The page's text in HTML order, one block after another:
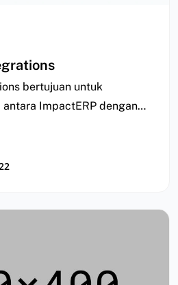
bertujuan untuk
ImpactERP dengan